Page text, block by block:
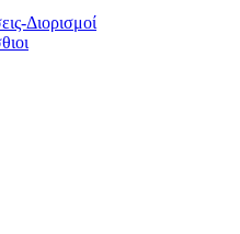
Διορισμοί